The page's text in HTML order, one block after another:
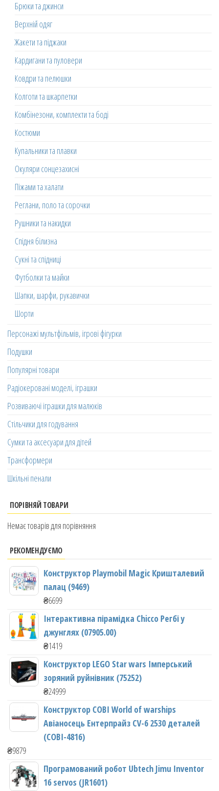
Брюки та джинси
Верхній одяг
Жакети та піджаки
Кардигани та пуловери
Ковдри та пелюшки
Колготи та шкарпетки
Комбінезони, комплекти та боді
Костюми
Купальники та плавки
Окуляри сонцезахисні
Піжами та халати
Реглани, поло та сорочки
Рушники та накидки
Спідня білизна
Сукні та спідниці
Футболки та майки
Шапки, шарфи, рукавички
Шорти
Персонажі мультфільмів, ігрові фігурки
Подушки
Популярні товари
Радіокеровані моделі, іграшки
Розвиваючі іграшки для малюків
Стільчики для годування
Сумки та аксесуари для дітей
Трансформери
Шкільні пенали
ПОРІВНЯЙ ТОВАРИ
Немає товарів для порівняння
РЕКОМЕНДУЄМО
Конструктор Playmobil Magic Кришталевий
палац (9469)
₴6699
Інтерактивна пірамідка Chicco Регбі у
джунглях (07905.00)
₴1419
Конструктор LEGO Star wars Імперський
зоряний руйнівник (75252)
₴24999
Конструктор COBI World of warships
Авіаносець Ентерпрайз CV-6 2530 деталей
(COBI-4816)
₴9879
Програмований робот Ubtech Jimu Inventor
16 servos (JR1601)